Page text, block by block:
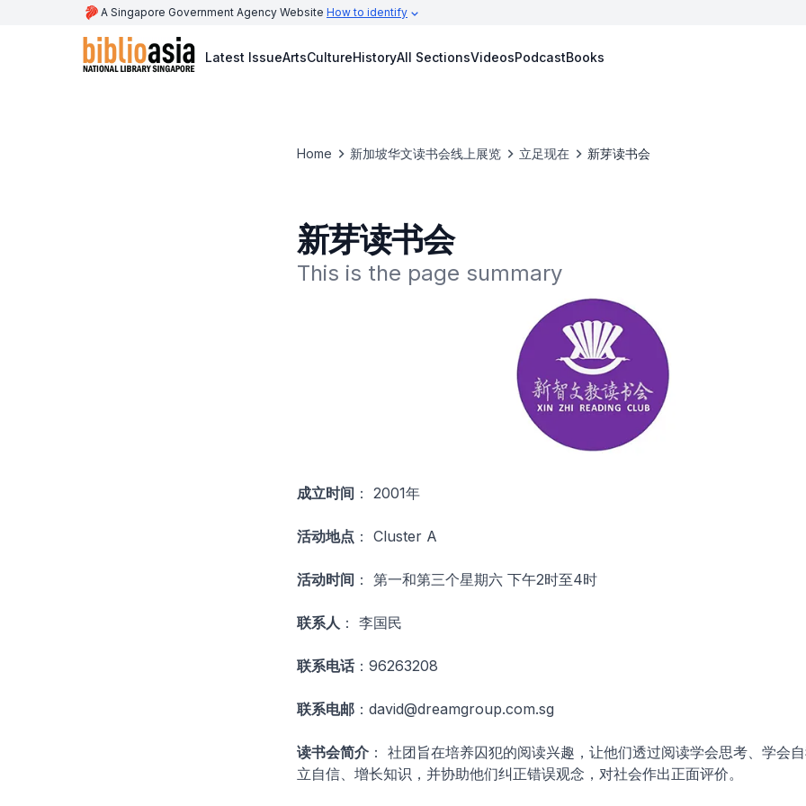
A Singapore Government Agency Website How to identify
Latest IssueArtsCultureHistoryAll SectionsVideosPodcastBooks
Home 新加坡华文读书会线上展览 立足现在 新芽读书会
新芽读书会
This is the page summary
成立时间 ： 2001年
活动地点 ： Cluster A
活动时间 ： 第一和第三个星期六 下午2时至4时
联系人 ： 李国民
联系电话：96263208
联系电邮：david@dreamgroup.com.sg
读书会简介： 社团旨在培养囚犯的阅读兴趣，让他们透过阅读学会思考、学会
立自信、增长知识，并协助他们纠正错误观念，对社会作出正面评价。